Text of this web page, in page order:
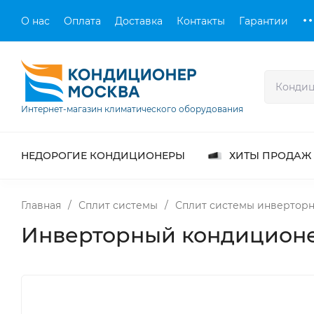
О нас Оплата Доставка Контакты Гарантии
Интернет-магазин климатического оборудования
НЕДОРОГИЕ КОНДИЦИОНЕРЫ ХИТЫ ПРОДАЖ
Главная / Сплит системы / Сплит системы
Инверторный